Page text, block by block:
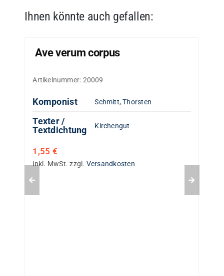
Ihnen könnte auch gefallen:
Ave verum corpus
Artikelnummer: 20009
Komponist Schmitt, Thorsten
Texter /
Textdichtung
Kirchengut
1,55 €
inkl. MwSt. zzgl. Versandkosten